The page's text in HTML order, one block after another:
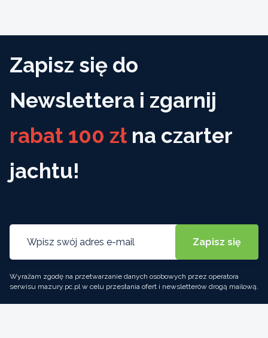
Zapisz się do
Newslettera i zgarnij
rabat 100 zł na czarter
jachtu!
Wyrażam zgodę na przetwarzanie danych osobowych przez operatora
serwisu mazury.pc.pl w celu przesłania ofert i newsletterów drogą mailową.